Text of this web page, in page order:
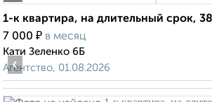
1-к квартира, на длительный срок,
7 000 ₽ в месяц
Кати Зеленко 6Б
Агентство, 01.08.2026
‹